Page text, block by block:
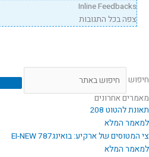
Inline Feedbacks
צפה בכל התגובות
חיפוש
מאמרים אחרונים
תאונת להטוט 208
למאמר המלא
צי המטוסים של ארקיע: בואינג787 EI-NEW
למאמר המלא